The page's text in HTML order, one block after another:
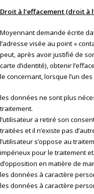
Droit à l’effacement (droit à
Moyennant demande écrite
l’adresse visée au point «
peut, après avoir justifié de
carte d’identité), obtenir
le concernant, lorsque l’un
les données ne sont plus
traitement.
l’utilisateur a retiré son
traitées et il n’existe pas
l’utilisateur s’oppose au
impérieux pour le traitement
d’opposition en matière de
les données à caractère
les données à caractère